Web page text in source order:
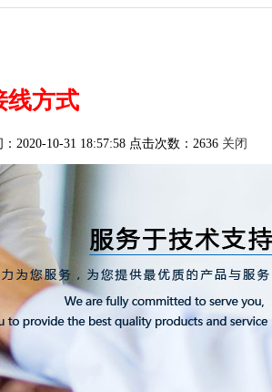
线方式
2020-10-31 18:57:58 点击次数：2636 关闭